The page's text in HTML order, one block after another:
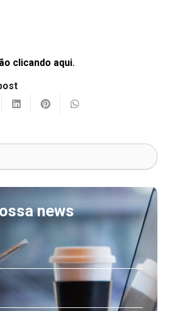
clicando aqui.
news